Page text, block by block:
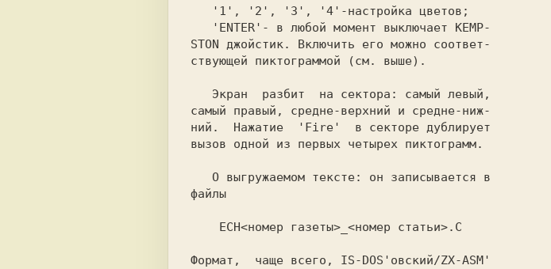
STON джойстик. Включить его можно соответ-
ствующей пиктограммой (см. выше).
самый правый, средне-верхний и средне-ниж-
ний.  Нажатие  'Fire'  в секторе дублирует
вызов одной из первых четырех пиктограмм.
файлы
Формат,  чаще всего, IS-DOS'овский/ZX-ASM'